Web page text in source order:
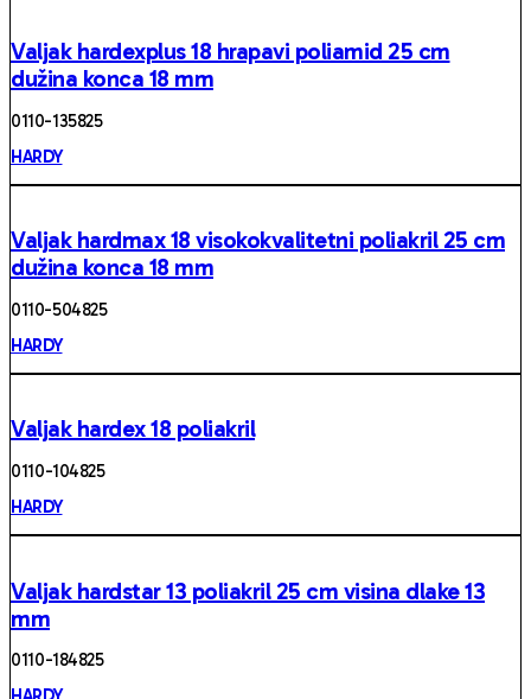
Valjak hardexplus 18 hrapavi poliamid 25 cm
dužina konca 18 mm
0110- 135825
HARDY
Valjak hardmax 18 visokokvalitetni poliakril 25 cm
dužina konca 18 mm
0110- 504825
HARDY
Valjak hardex 18 poliakril
0110 -104825
HARDY
Valjak hardstar 13 poliakril 25 cm visina dlake 13
mm
0110 -184825